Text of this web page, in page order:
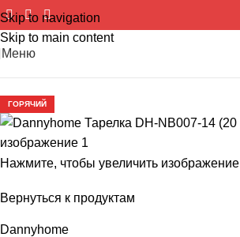
Skip to navigation
Skip to main content
Меню
ГОРЯЧИЙ
Нажмите, чтобы увеличить изображение
Вернуться к продуктам
Dannyhome